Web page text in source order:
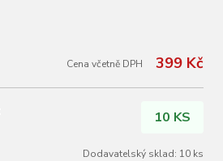
Cena včetně DPH 399 Kč
10 KS
Dodavatelský sklad: 10 ks